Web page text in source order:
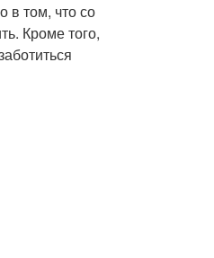
в том, что со
Кроме того,